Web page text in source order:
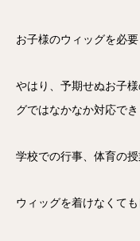
お子様のウィッグを必
やはり、予期せぬお子
グではなかなか対応でき
学校での行事、体育の
ウィッグを着けなくて